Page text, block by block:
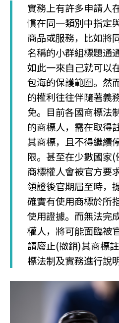
實務上有許多申請人
慣在同一類別中指定
商品或服務，比如將
名稱的小群組標題通
如此一來自己就可以
包海的保護範圍。然
的權利往往伴隨著義
免。目前各國商標法
的商標人，需在取得
其商標，且不得繼續
限。甚至在少數國家(
商標權人會被官方要
領證後官期屆至時，
確實有使用商標於所
使用證據。而無法完
權人，將可能面臨被
請廢止(撤銷)其商標
標法制及實務進行說明